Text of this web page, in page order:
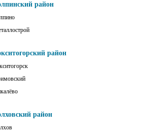
район
район
район